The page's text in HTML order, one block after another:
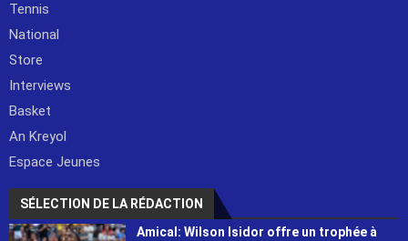
Tennis
National
Store
Interviews
Basket
An Kreyol
Espace Jeunes
SÉLECTION DE LA RÉDACTION
Amical: Wilson Isidor offre un trophée à